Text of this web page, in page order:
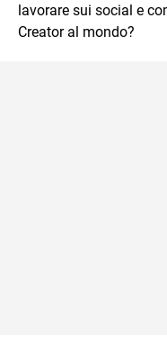
lavorare sui social e
Creator al mondo?